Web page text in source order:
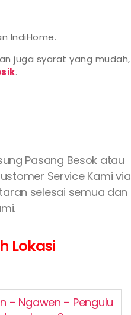
IndiHome.
juga syarat yang mudah,
.
Pasang Besok atau
Service Kami via
selesai semua dan
Lokasi
– Ngawen – Pengulu